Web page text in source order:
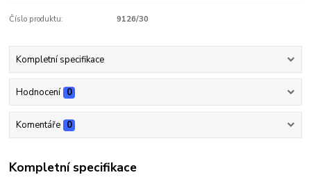
Číslo produktu: 9126/30
Kompletní specifikace
Hodnocení 0
Komentáře 0
Kompletní specifikace